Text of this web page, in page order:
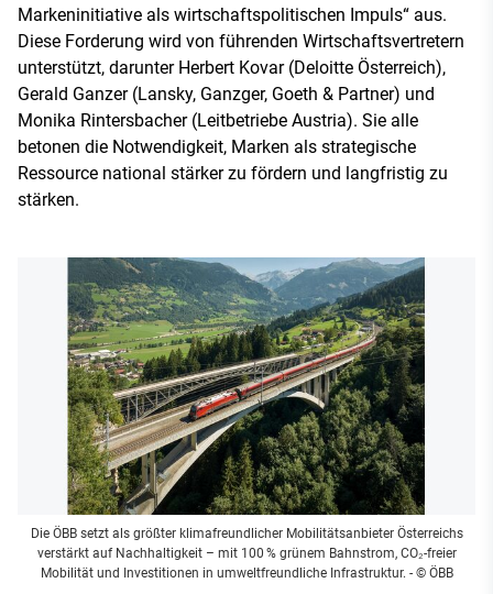
Markeninitiative als wirtschaftspolitischen Impuls“ aus.
Diese Forderung wird von führenden Wirtschaftsvertretern
unterstützt, darunter Herbert Kovar (Deloitte Österreich),
Gerald Ganzer (Lansky, Ganzger, Goeth & Partner) und
Monika Rintersbacher (Leitbetriebe Austria). Sie alle
betonen die Notwendigkeit, Marken als strategische
Ressource national stärker zu fördern und langfristig zu
stärken.
Die ÖBB setzt als größter klimafreundlicher Mobilitätsanbieter Österreichs
verstärkt auf Nachhaltigkeit – mit 100 % grünem Bahnstrom, CO₂-freier
Mobilität und Investitionen in umweltfreundliche Infrastruktur. - © ÖBB